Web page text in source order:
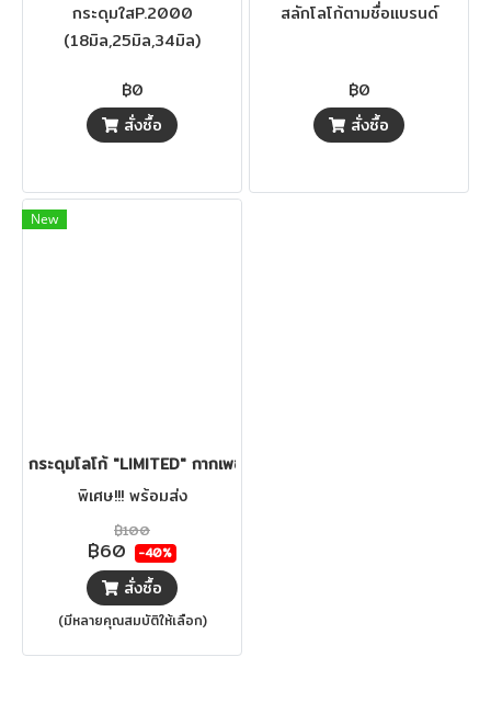
กระดุมใสP.2000
(18มิล,25มิล,34มิล)
฿0
สั่งซื้อ
สลักโลโก้ตามชื่อแบรนด์
฿0
สั่งซื้อ
New
กระดุมโลโก้ "LIMITED" กากเพชร
พิเศษ!!! พร้อมส่ง
฿100
฿60 -40%
สั่งซื้อ
(มีหลายคุณสมบัติให้เลือก)